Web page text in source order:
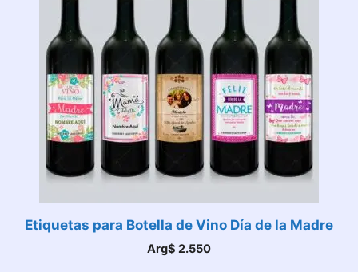
Etiquetas para Botella de Vino Día de la Madre
Arg$ 2.550